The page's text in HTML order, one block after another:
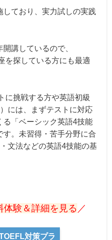
しており、実力試しの実践
講しているので、
を探している方にも最適
に挑戦する方や英語初級
には、まずテストに対応
る「ベーシック英語4技能
。未習得・苦手分野に合
文法などの英語4技能の基
体験＆詳細を見る ／
対策プラ